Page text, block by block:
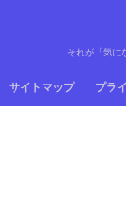
それが「気に
サイトマップ プラ